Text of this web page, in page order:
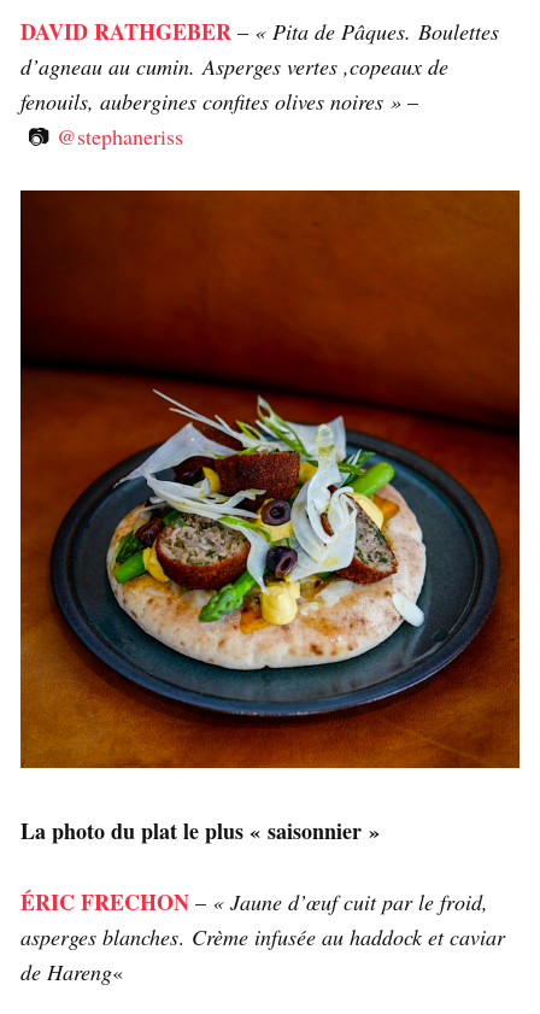
DAVID RATHGEBER – « Pita de Pâques. Boulettes
d’agneau au cumin. Asperges vertes ,copeaux de
fenouils, aubergines confites olives noires » –
📷 @stephaneriss
La photo du plat le plus « saisonnier »
ÉRIC FRECHON – « Jaune d’œuf cuit par le froid,
asperges blanches. Crème infusée au haddock et caviar
de Hareng«